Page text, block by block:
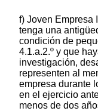
f) Joven Empresa
tenga una
condición de
4.1.a.2.º y que
investigación,
representen al
empresa durante
en el ejercicio
menos de dos